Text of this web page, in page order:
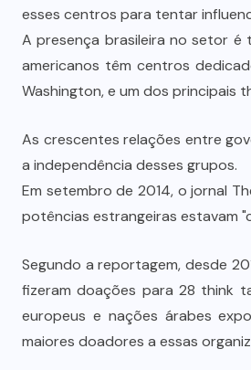
esses centros para tentar
A presença brasileira no setor é
americanos têm centros
Washington, e um dos principais
As crescentes relações entre
a independência desses grupos.
Em setembro de 2014, o jornal
potências estrangeiras estavam
Segundo a reportagem, desde
fizeram doações para 28 think
europeus e nações árabes
maiores doadores a essas